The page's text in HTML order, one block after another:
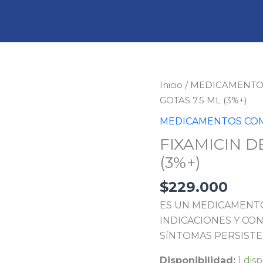
Inicio /
GOTAS 7.5 ML (3%+)
MEDICAMENTOS
FIXAMICIN
(3%+)
$229.000
ES UN
INDICACIONES Y
SíNTOMAS
Disponibilidad: 1
FIXAMICIN
DEXACIPRO
GOTAS
ML
(3%+)